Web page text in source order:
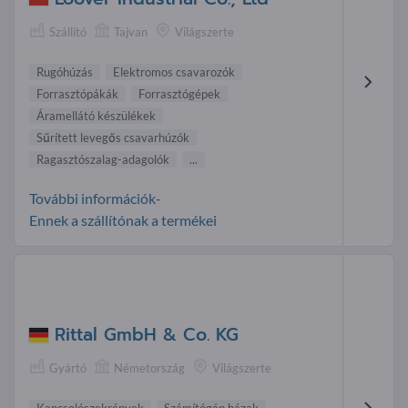
Szállító Tajvan Világszerte
Rugóhúzás
Elektromos csavarozók
Forrasztópákák
Forrasztógépek
Áramellátó készülékek
Sűrített levegős csavarhúzók
Ragasztószalag-adagolók
...
További információk-
Ennek a szállítónak a termékei
Rittal GmbH & Co. KG
Gyártó Németország Világszerte